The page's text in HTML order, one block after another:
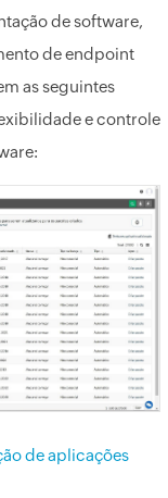
de software,
de endpoint
as seguintes
e controle
de aplicações